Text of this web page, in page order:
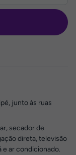
junto às ruas
secador de
direta, televisão
e ar condicionado.